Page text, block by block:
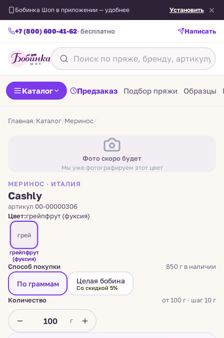
Бобинка Шоп в приложении — удобнее Установить
+7 (800) 600-41-62· бесплатно Написать
Каталог Предзаказ Подбор пряжи Образцы
Главная/Каталог/Меринос/
Фото скоро будет
Мы уже фотографируем этот цвет
МЕРИНОС · ИТАЛИЯ
Cashly
артикул 00-00000306
Цвет:грейпфрут (фуксия)
грей
грейпфрут
(фуксия)
Способ покупки 850 г в наличии
По граммам Целая бобина
Со скидкой 5%
Количество от 100 г · шаг 10 г
г